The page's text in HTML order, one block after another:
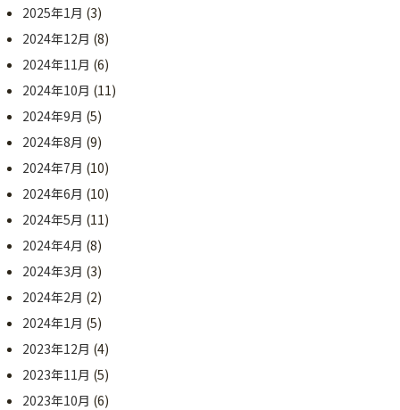
2025年1月 (3)
2024年12月 (8)
2024年11月 (6)
2024年10月 (11)
2024年9月 (5)
2024年8月 (9)
2024年7月 (10)
2024年6月 (10)
2024年5月 (11)
2024年4月 (8)
2024年3月 (3)
2024年2月 (2)
2024年1月 (5)
2023年12月 (4)
2023年11月 (5)
2023年10月 (6)